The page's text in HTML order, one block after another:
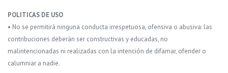
POLITICAS DE USO
• No se permitirá ninguna conducta irrespetuosa, ofensiva o abusiva: las
contribuciones deberán ser constructivas y educadas, no
malintencionadas ni realizadas con la intención de difamar, ofender o
calumniar a nadie.